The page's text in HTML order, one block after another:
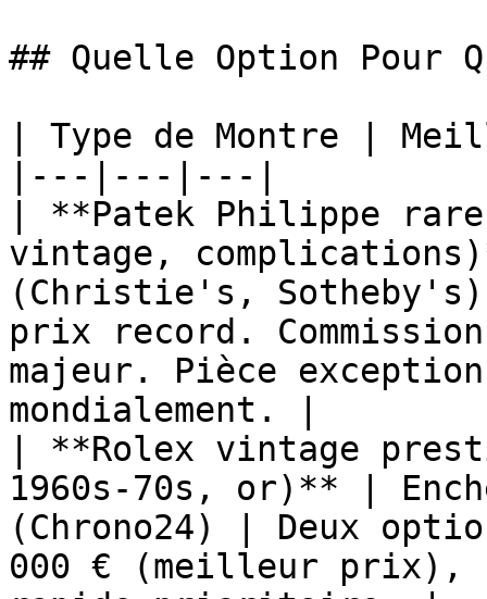
## Quelle Option Pour
| Type de Montre |
|---|---|---|
| **Patek Philippe
vintage,
(Christie's, Sotheby's)
prix record.
majeur. Pièce
mondialement. |
| **Rolex vintage
1960s-70s, or)** |
(Chrono24) | Deux
000 € (meilleur